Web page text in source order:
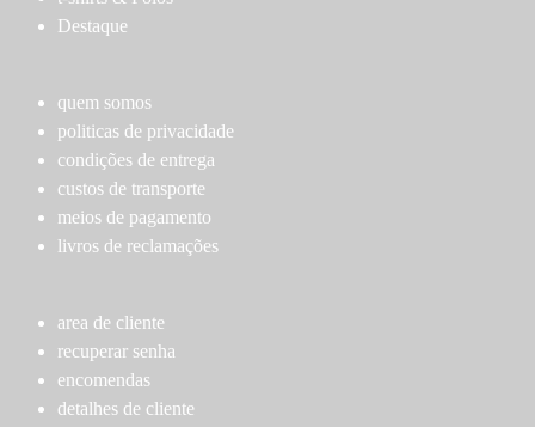
chosen
on
the
product
page
Destaque
quem somos
politicas de privacidade
condições de entrega
custos de transporte
meios de pagamento
livros de reclamações
area de cliente
recuperar senha
encomendas
detalhes de cliente